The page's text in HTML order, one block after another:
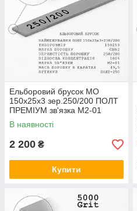
Ельборовий брусок МО
150х25х3 зер.250/200 ПОЛТ
ПРЕМІУМ зв'язка М2-01
(мідно-олов'яна)
В наявності
2 200 ₴
Купити